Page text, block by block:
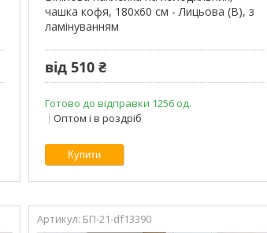
чашка кофя, 180х60 см - Лицьова (В), з
ламінуванням
від 510 ₴
Готово до відправки 1256 од.
Оптом і в роздріб
Купити
БП-21-df13390